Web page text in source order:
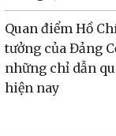
Quan điểm Hồ
tưởng của Đảng
những chỉ dẫn
hiện nay